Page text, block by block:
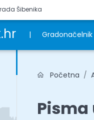
Šibenika
| Gradonačelnik
Početna